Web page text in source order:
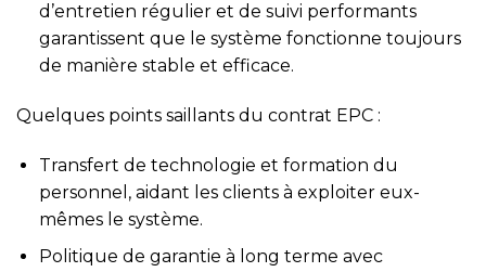
d’entretien régulier et de suivi performants
garantissent que le système fonctionne toujours
de manière stable et efficace.
Quelques points saillants du contrat EPC :
Transfert de technologie et formation du
personnel, aidant les clients à exploiter eux-
mêmes le système.
Politique de garantie à long terme avec